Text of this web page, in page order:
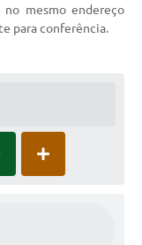
mesmo endereço
para conferência.